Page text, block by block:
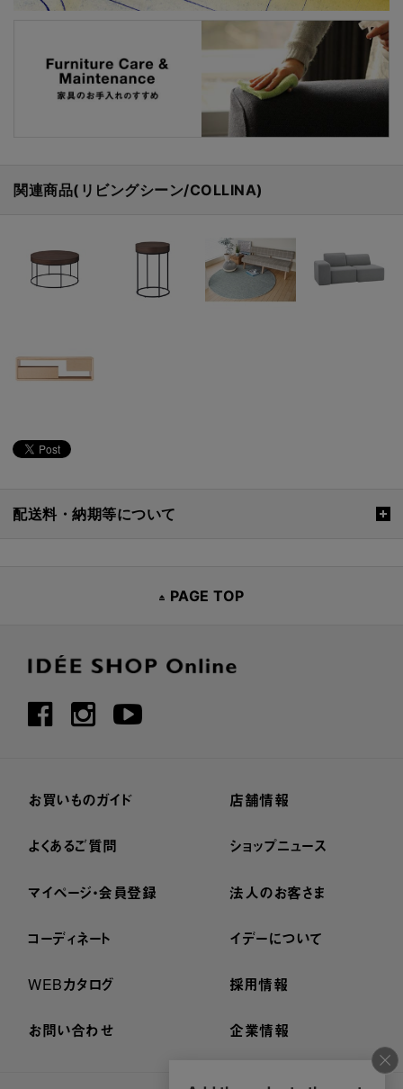
関連商品(リビングシーン/COLLINA)
配送料・納期等について
PAGE TOP
お買いものガイド
よくあるご質問
マイページ・会員登録
コーディネート
WEBカタログ
お問い合わせ
店舗情報
ショップニュース
法人のお客さま
イデーについて
採用情報
企業情報